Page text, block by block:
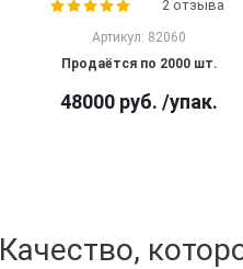
2 отзыва
Артикул: 82060
Продаётся по 2000 шт.
48000 руб. /упак.
Качество,